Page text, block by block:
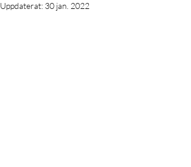
Uppdaterat: 30 jan. 2022